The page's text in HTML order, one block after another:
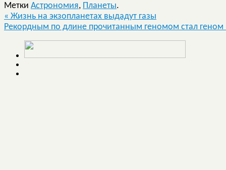
Метки Астрономия, Планеты.
« Жизнь на экзопланетах выдадут газы
Рекордным по длине прочитанным геномом стал